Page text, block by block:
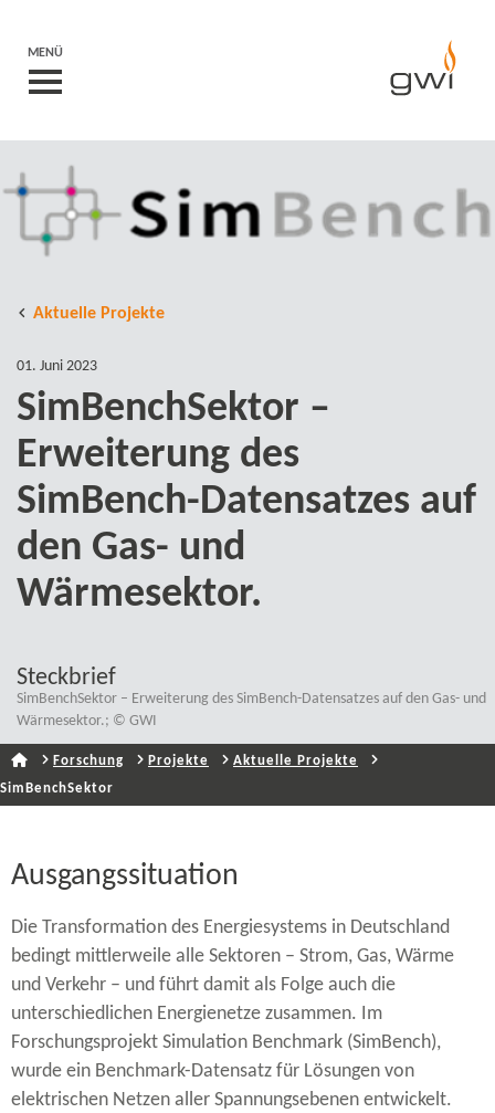
MENÜ
Aktuelle Projekte
01. Juni 2023
SimBenchSektor –
Erweiterung des
SimBench-​Datensatzes auf
den Gas- und
Wärmesektor.
Steckbrief
SimBenchSektor – Erweiterung des SimBench-​Datensatzes auf den Gas- und
Wärmesektor.; © GWI
Forschung Projekte
Aktuelle Projekte
SimBenchSektor
Ausgangssituation
Die Transformation des Energiesystems in Deutschland
bedingt mittlerweile alle Sektoren – Strom, Gas, Wärme
und Verkehr – und führt damit als Folge auch die
unterschiedlichen Energienetze zusammen. Im
Forschungsprojekt Simulation Benchmark (SimBench),
wurde ein Benchmark-​Datensatz für Lösungen von
elektrischen Netzen aller Spannungsebenen entwickelt.